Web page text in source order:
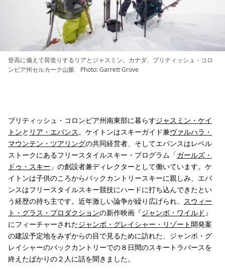
登高に備えて荷造りするリアとジャスミン。カナダ、ブリティッシュ・コロ
ンビア州セルカーク山脈 Photo: Garrett Grove
ブリティッシュ・コロンビア州南東部に暮らすジャスミン・ケイ
トンと リア・エバンス 。ケイトンはスキーガイド兼ヴァルハラ・
マウンテン・ツアリングの共同経営者、そしてエバンスはレベル
ストークにあるフリースタイルスキー・プログラム「ガールズ・
ドゥ・スキー 」の創設者兼ディレクターとして働いています。ケ
イトンは子供のころからバックカントリースキーに親しみ、エバ
ンスはフリースタイルスキー競技にハードに打ち込んできたとい
う経歴の持ち主です。近年激しい論争が繰り広げられ、
スウィー
ト・グラス・プロダクションの新作映画『ジャンボ・ワイルド 』
にフィーチャーされたジャンボ・グレイシャー・リゾート開発案
の建設予定地をみずからの目で見るために訪れた、ジャンボ・グ
レイシャーのバックカントリーでの８日間のスキートラバースを
終えたばかりの２人に話を聞きました。